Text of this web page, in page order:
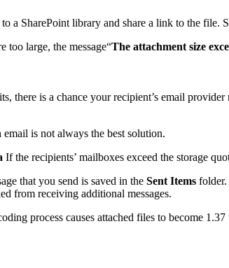
a SharePoint library and share a link to the file.
too large, the message“The attachment size
there is a chance your recipient’s email
is not always the best solution.
If the recipients’ mailboxes exceed the storage
that you send is saved in the Sent Items folder.
from receiving additional messages.
process causes attached files to become